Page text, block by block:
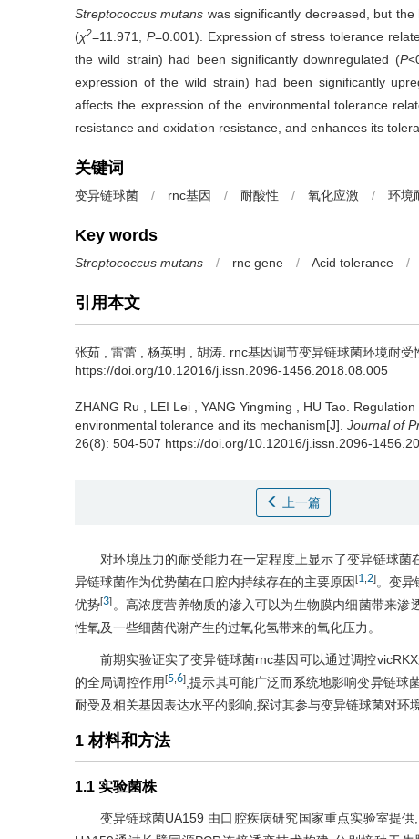
Streptococcus mutans was significantly decreased, but
(χ2=11.971, P=0.001). Expression of stress tolerance
the wild strain) had been significantly downregulated (P
expression of the wild strain) had been significantly
affects the expression of the environmental tolerance
resistance and oxidation resistance, and enhances its
关键词
变异链球菌 / rnc基因 / 耐酸性 / 氧化应激 / 环境
Key words
Streptococcus mutans / rnc gene / Acid tolerance /
引用本文
张茹 雷蕾 杨英明 胡涛 rnc基因调节变异链球菌环境耐
https://doi.org/10.12016/j.issn.2096-1456.2018.08.005
ZHANG Ru LEI Lei YANG Yingming HU Tao
environmental tolerance and its mechanism[J]. Journal of
26(8): 504-507 https://doi.org/10.12016/j.issn.2096-
上一篇
对环境压力的耐受能力在一定程度上显示了变异链球
异链球菌作为优势菌在口腔内持续存在的主要原因[1 2]。变异
优势[3] 。高浓度营养物质的渗入可以为生物膜内细菌带来渗
性氧及一些细菌代谢产生的过氧化氢带来的氧化压力。
前期实验证实了变异链球菌rnc基因可以通过调控
的全局调控作用[5 ,6] ,提示其可能广泛而系统地影响变异链球
耐受及相关基因表达水平的影响,探讨其参与变异链球菌对环
1 材料和方法
1.1 实验菌株
变异链球菌UA159 由口腔疾病研究国家重点实验室提